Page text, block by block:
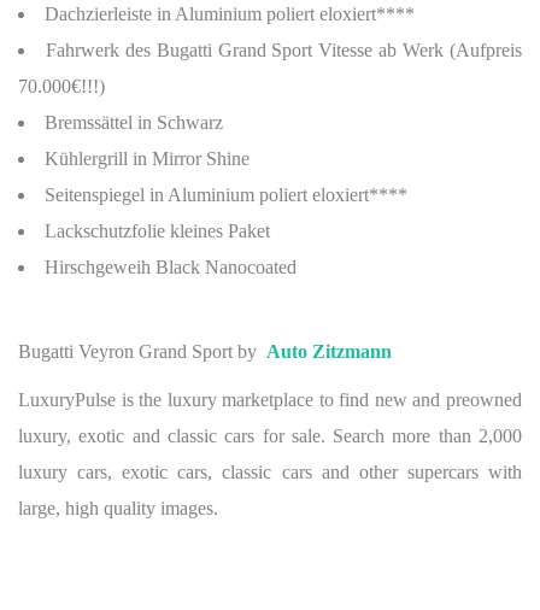
Dachzierleiste in Aluminium poliert eloxiert****
Fahrwerk des Bugatti Grand Sport Vitesse ab Werk (Aufpreis
70.000€!!!)
Bremssättel in Schwarz
Kühlergrill in Mirror Shine
Seitenspiegel in Aluminium poliert eloxiert****
Lackschutzfolie kleines Paket
Hirschgeweih Black Nanocoated
Bugatti Veyron Grand Sport by Auto Zitzmann
LuxuryPulse is the luxury marketplace to find new and preowned
luxury, exotic and classic cars for sale. Search more than 2,000
luxury cars, exotic cars, classic cars and other supercars with
large, high quality images.